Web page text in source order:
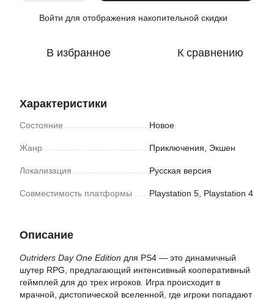
Войти для отображения накопительной скидки
В избранное К сравнению
Характеристики
Состояние Новое
Жанр Приключения, Экшен
Локализация Русская версия
Совместимость платформы Playstation 5, Playstation 4
Описание
Outriders Day One Edition для PS4 — это динамичный
шутер RPG, предлагающий интенсивный кооперативный
геймплей для до трех игроков. Игра происходит в
мрачной, дистопической вселенной, где игроки попадают